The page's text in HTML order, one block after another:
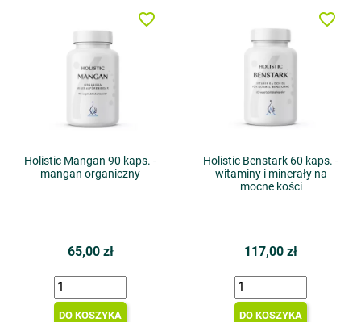
Holistic Mangan 90 kaps. -
mangan organiczny
65,00 zł
DO KOSZYKA
favorite_border
Holistic Benstark 60 kaps. -
witaminy i minerały na
mocne kości
117,00 zł
DO KOSZYKA
favorite_border